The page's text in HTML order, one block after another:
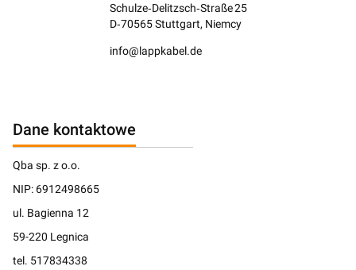
Schulze‑Delitzsch‑Straße 25
D‑70565 Stuttgart, Niemcy
info@lappkabel.de
Dane kontaktowe
Qba sp. z o.o.
NIP: 6912498665
ul. Bagienna 12
59-220 Legnica
tel. 517834338